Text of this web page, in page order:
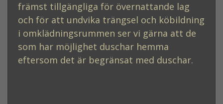
främst tillgängliga för övernattande lag
och för att undvika trängsel och köbildning
i omklädningsrummen ser vi gärna att de
som har möjlighet duschar hemma
eftersom det är begränsat med duschar.